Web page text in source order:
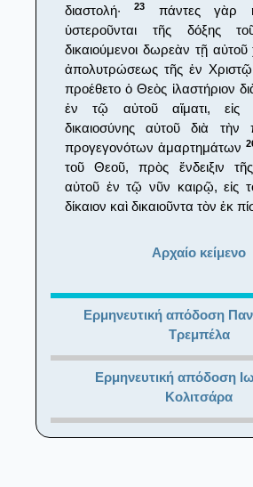
διαστολή·23
πάντες γὰρ
ὑστεροῦνται τῆς δόξης
δικαιούμενοι δωρεὰν τῇ αὐτοῦ
ἀπολυτρώσεως τῆς ἐν
προέθετο ὁ Θεὸς ἱλαστήριον
ἐν τῷ αὐτοῦ αἵματι, εἰς
δικαιοσύνης αὐτοῦ διὰ τὴν
προγεγονότων ἁμαρτημάτων
τοῦ Θεοῦ, πρὸς ἔνδειξιν τῆς
αὐτοῦ ἐν τῷ νῦν καιρῷ, εἰς
δίκαιον καὶ δικαιοῦντα τὸν ἐκ
Αρχαίο κείμενο
Ερμηνευτική απόδοση
Τρεμπέλα
Ερμηνευτική απόδοση
Κολιτσάρα